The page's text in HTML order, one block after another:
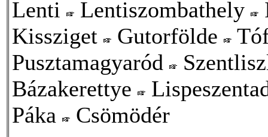
Lenti Lentiszombathely
Kissziget
Gutorfölde
Pusztamagyaród
Bázakerettye
Páka
Csömödér